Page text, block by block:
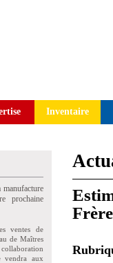
Inventaire
manufacture
prochaine
ventes de
de Maîtres
vendra aux